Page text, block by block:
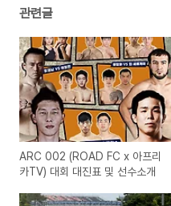
관련글
ARC 002 (ROAD FC x 아프리
카TV) 대회 대진표 및 선수소개